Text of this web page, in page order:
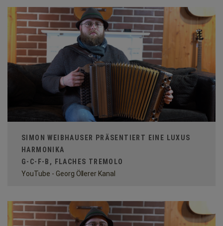
SIMON WEIBHAUSER PRÄSENTIERT EINE LUXUS
HARMONIKA
G-C-F-B, FLACHES TREMOLO
YouTube - Georg Öllerer Kanal